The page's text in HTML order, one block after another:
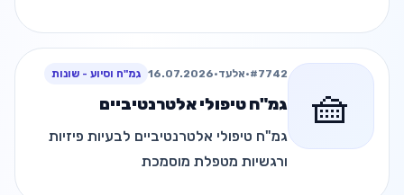
🧺
#7742
•אלעד•
16.07.2026 גמ"ח וסיוע - שונות
גמ"ח טיפולי אלטרנטיביים
גמ"ח טיפולי אלטרנטיביים לבעיות פיזיות
ורגשיות מטפלת מוסמכת